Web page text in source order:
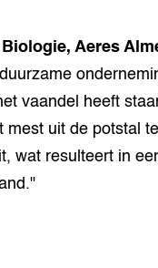
Aeres
vaandel heeft
mest uit de potstal
wat resulteert in